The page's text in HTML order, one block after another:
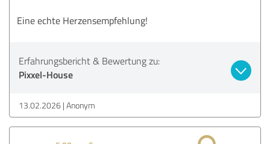
Eine echte Herzensempfehlung!
Erfahrungsbericht & Bewertung zu:
Pixxel-House
13.02.2026 Anonym